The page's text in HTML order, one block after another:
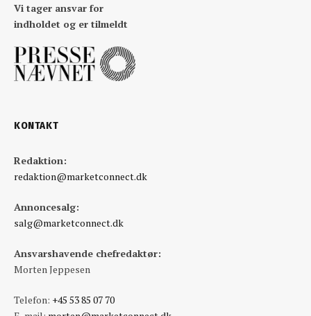
Vi tager ansvar for
indholdet og er tilmeldt
KONTAKT
Redaktion:
redaktion@marketconnect.dk
Annoncesalg:
salg@marketconnect.dk
Ansvarshavende chefredaktør:
Morten Jeppesen
Telefon: +45 53 85 07 70